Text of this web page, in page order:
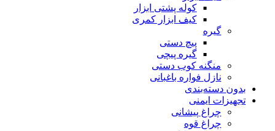
کوله پشتی ابزار
کیف ابزار کمری
گیره
پیچ دستی
گیره پیچی
منگنه کوب دستی
نازل فواره باغبانی
بدون دسته‌بندی
تجهیزات ایمنی
چراغ پیشانی
چراغ قوه